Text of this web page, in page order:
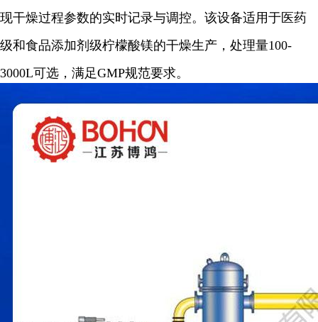
现干燥过程参数的实时记录与调控。该设备适用于医药
级和食品添加剂级柠檬酸镁的干燥生产，处理量100-
3000L可选，满足GMP规范要求。